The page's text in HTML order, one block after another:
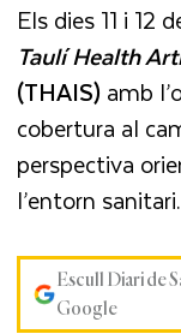
Els dies 11 i 12
Taulí Health
(THAIS) amb
cobertura al
perspectiva
l’entorn sanitari.
Escull Diari de
Google